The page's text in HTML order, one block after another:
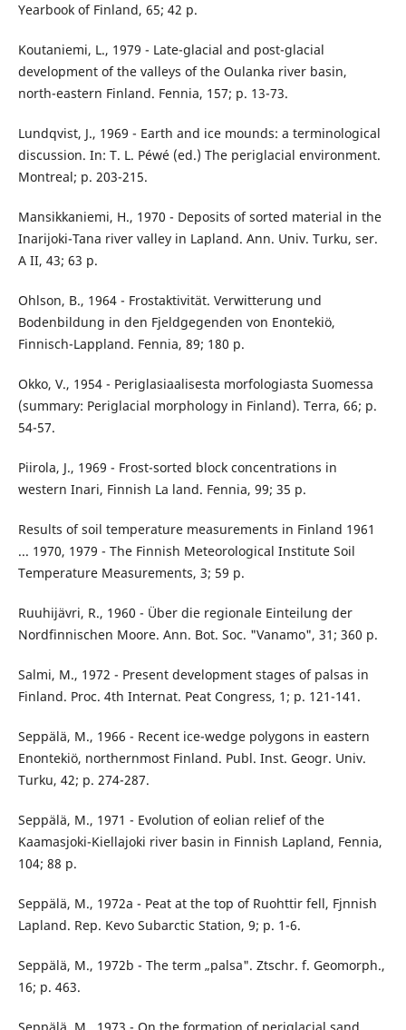
Yearbook of Finland, 65; 42 p.
Koutaniemi, L., 1979 - Late-glacial and post-glacial
development of the valleys of the Oulanka river basin,
north-eastern Finland. Fennia, 157; p. 13-73.
Lundqvist, J., 1969 - Earth and ice mounds: a terminological
discussion. In: T. L. Péwé (ed.) The periglacial environment.
Montreal; p. 203-215.
Mansikkaniemi, H., 1970 - Deposits of sorted material in the
Inarijoki-Tana river valley in Lapland. Ann. Univ. Turku, ser.
A II, 43; 63 p.
Ohlson, B., 1964 - Frostaktivität. Verwitterung und
Bodenbildung in den Fjeldgegenden von Enontekiö,
Finnisch-Lappland. Fennia, 89; 180 p.
Okko, V., 1954 - Periglasiaalisesta morfologiasta Suomessa
(summary: Periglacial morphology in Finland). Terra, 66; p.
54-57.
Piirola, J., 1969 - Frost-sorted block concentrations in
western Inari, Finnish La land. Fennia, 99; 35 p.
Results of soil temperature measurements in Finland 1961
... 1970, 1979 - The Finnish Meteorological Institute Soil
Temperature Measurements, 3; 59 p.
Ruuhijävri, R., 1960 - Über die regionale Einteilung der
Nordfinnischen Moore. Ann. Bot. Soc. "Vanamo", 31; 360 p.
Salmi, M., 1972 - Present development stages of palsas in
Finland. Proc. 4th Internat. Peat Congress, 1; p. 121-141.
Seppälä, M., 1966 - Recent ice-wedge polygons in eastern
Enontekiö, northernmost Finland. Publ. Inst. Geogr. Univ.
Turku, 42; p. 274-287.
Seppälä, M., 1971 - Evolution of eolian relief of the
Kaamasjoki-Kiellajoki river basin in Finnish Lapland, Fennia,
104; 88 p.
Seppälä, M., 1972a - Peat at the top of Ruohttir fell, Fjnnish
Lapland. Rep. Kevo Subarctic Station, 9; p. 1-6.
Seppälä, M., 1972b - The term „palsa". Ztschr. f. Geomorph.,
16; p. 463.